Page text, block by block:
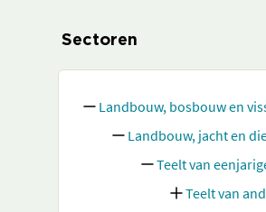
Sectoren
Landbouw, bosbouw en
Landbouw, jacht en
Teelt van
Teelt van